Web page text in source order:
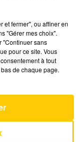
monde de
NORD
et fermer", ou affiner en
"Gérer mes choix".
"Continuer sans
pour ce site. Vous
à tout
de chaque page.